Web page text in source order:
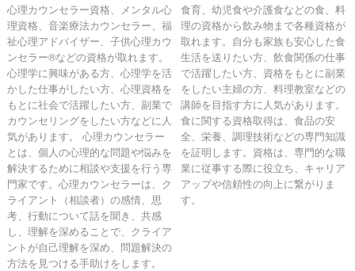
心理カウンセラー資格、メンタル心
理資格、音楽療法カウンセラー、福
祉心理アドバイザー、子供心理カウ
ンセラー®などの資格が取れます。
心理学に興味がある方、心理学を活
かした仕事がしたい方、心理資格を
もとに社会で活躍したい方、副業で
カウンセリングをしたい方などに人
気があります。 心理カウンセラー
とは、個人の心理的な問題や悩みを
解決するために相談や支援を行う専
門家です。心理カウンセラーは、ク
ライアント（相談者）の感情、思
考、行動について話を聞き、共感
し、理解を深めることで、クライア
ントが自己理解を深め、問題解決の
方法を見つける手助けをします。
食育、幼児食や介護食などの食、料
理の資格から飲み物まで各種資格が
取れます。自分も家族も安心した食
生活を送りたい方、飲食関係の仕事
で活躍したい方、資格をもとに副業
をしたい主婦の方、料理教室などの
講師を目指す方に人気があります。
食に関する資格取得は、食品の安
全、栄養、調理技術などの専門知識
を証明します。資格は、専門的な職
業に従事する際に役立ち、キャリア
アップや信頼性の向上に繋がりま
す。